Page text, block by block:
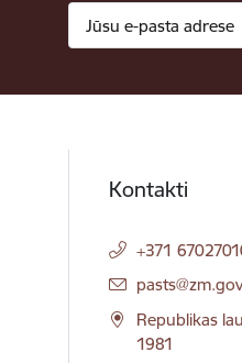
Kontakti
+371
E-pasts:
Republikas
1981